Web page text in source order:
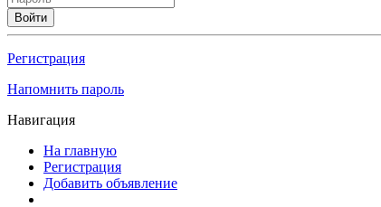
Войти
Регистрация
Напомнить пароль
Навигация
На главную
Регистрация
Добавить объявление